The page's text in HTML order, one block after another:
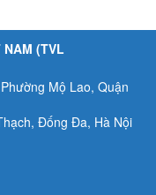
NAM (TVL
Mộ Lao, Quận
Đống Đa, Hà Nội